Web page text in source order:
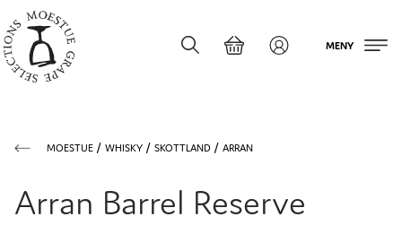
MENY
MOESTUE WHISKY SKOTTLAND ARRAN
Arran Barrel Reserve